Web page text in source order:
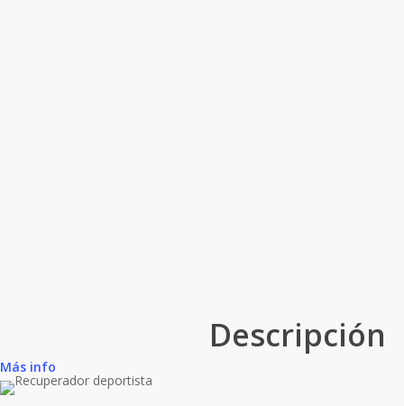
Descripción
Más info